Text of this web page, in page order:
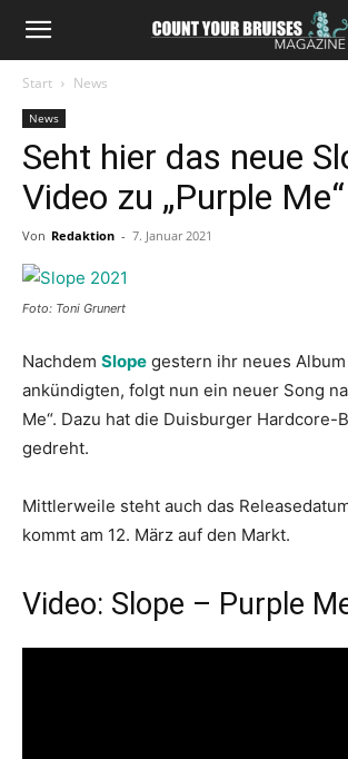
Start News
News
Seht hier das neue
Video zu „Purple Me“
Von Redaktion - 7. Januar 2021
Foto: Toni Grunert
Nachdem Slope gestern ihr neues Album
ankündigten, folgt nun ein neuer Song
Me“. Dazu hat die Duisburger Hardcore-
gedreht.
Mittlerweile steht auch das
kommt am 12. März auf den Markt.
Video: Slope – Purple